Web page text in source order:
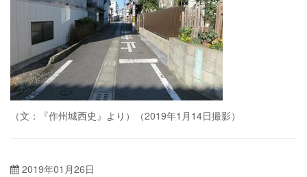
（文：『作州城西史』より）（2019年1月14日撮影）
2019年01月26日